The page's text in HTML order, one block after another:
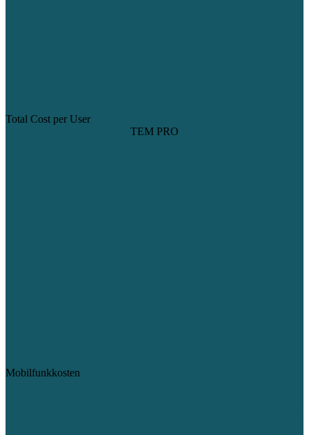
Total Cost per User
TEM PRO
Mobilfunkkosten